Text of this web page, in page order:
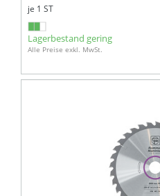
je 1 ST
Lagerbestand gering
Alle Preise exkl. MwSt.